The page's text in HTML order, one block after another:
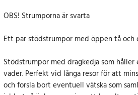
OBS! Strumporna är svarta
Ett par stödstrumpor med öppen tå och
Stödstrumpor med dragkedja som
vader. Perfekt vid långa resor för att
och forsla bort eventuell vätska som